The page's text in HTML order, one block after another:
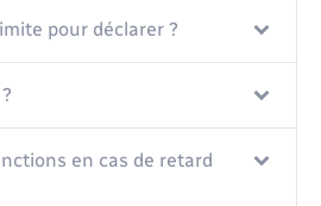
pour déclarer ?
en cas de retard